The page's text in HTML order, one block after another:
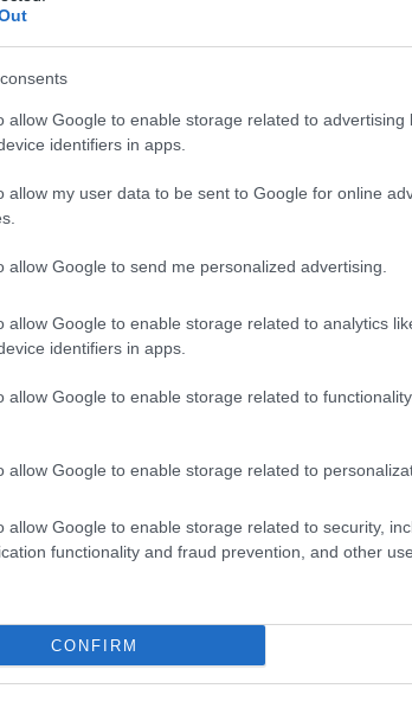
allow Google to enable storage related to advertising
identifiers in apps.
allow my user data to be sent to Google for online
allow Google to send me personalized advertising.
allow Google to enable storage related to analytics
identifiers in apps.
allow Google to enable storage related to
allow Google to enable storage related to
allow Google to enable storage related to security,
functionality and fraud prevention, and other
CONFIRM
nézeteik megegyeznek a Muszlim
a
az önrendelkezés
a hidzsáb a nők
Hogy a hidzsáb erőt adna
színjátékkal! És a baloldal
elad neki. Hogy
vagyunk«. Egy teljes
szentelnem”
áldozatok
arról is szólt, hogy milyen
Abdel-Samad szerint a
a harmadik világ népeinek ügyét